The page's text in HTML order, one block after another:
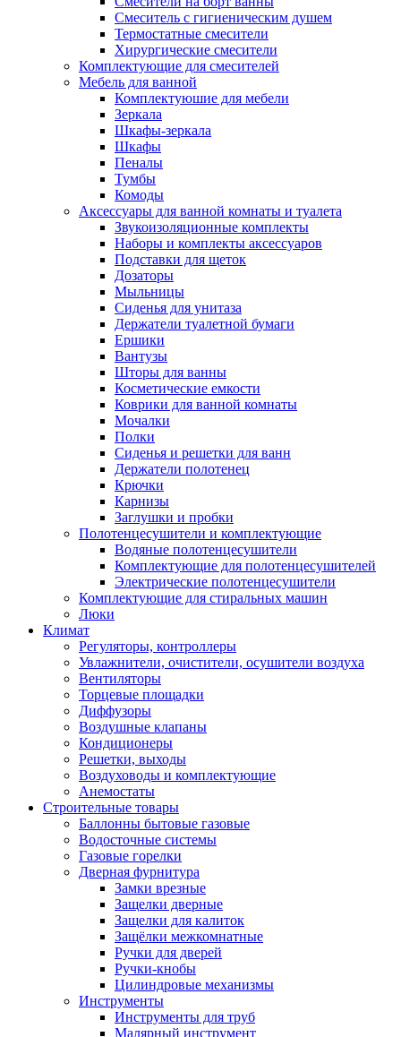
Смеситель с гигиеническим душем
Термостатные смесители
Хирургические смесители
Комплектующие для смесителей
Мебель для ванной
Комплектуюшие для мебели
Зеркала
Шкафы-зеркала
Шкафы
Пеналы
Тумбы
Комоды
Аксессуары для ванной комнаты и туалета
Звукоизоляционные комплекты
Наборы и комплекты аксессуаров
Подставки для щеток
Дозаторы
Мыльницы
Сиденья для унитаза
Держатели туалетной бумаги
Ершики
Вантузы
Шторы для ванны
Косметические емкости
Коврики для ванной комнаты
Мочалки
Полки
Сиденья и решетки для ванн
Держатели полотенец
Крючки
Карнизы
Заглушки и пробки
Полотенцесушители и комплектующие
Водяные полотенцесушители
Комплектующие для полотенцесушителей
Электрические полотенцесушители
Комплектующие для стиральных машин
Люки
Климат
Регуляторы, контроллеры
Увлажнители, очистители, осушители воздуха
Вентиляторы
Торцевые площадки
Диффузоры
Воздушные клапаны
Кондиционеры
Решетки, выходы
Воздуховоды и комплектующие
Анемостаты
Строительные товары
Баллонны бытовые газовые
Водосточные системы
Газовые горелки
Дверная фурнитура
Замки врезные
Защелки дверные
Защелки для калиток
Защёлки межкомнатные
Ручки для дверей
Ручки-кнобы
Цилиндровые механизмы
Инструменты
Инструменты для труб
Малярный инструмент